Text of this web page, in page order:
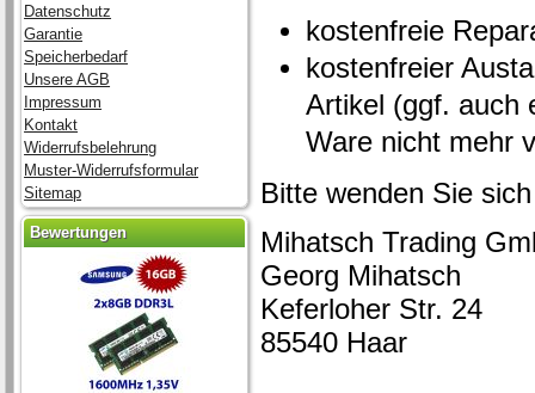
kostenfreie
kostenfreier
Artikel (ggf. auch
Ware nicht mehr
Bitte wenden Sie
Mihatsch Trading
Georg Mihatsch
Keferloher Str. 24
85540 Haar
Datenschutz
Garantie
Speicherbedarf
Unsere AGB
Impressum
Kontakt
Widerrufsbelehrung
Muster-Widerrufsformular
Sitemap
Bewertungen